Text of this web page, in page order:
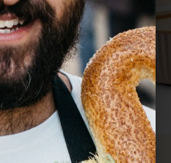
בזכותך
גם מרחוק.